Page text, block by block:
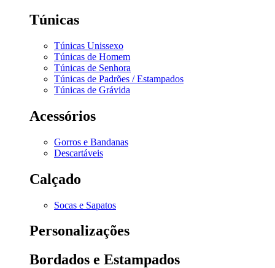
Túnicas
Túnicas Unissexo
Túnicas de Homem
Túnicas de Senhora
Túnicas de Padrões / Estampados
Túnicas de Grávida
Acessórios
Gorros e Bandanas
Descartáveis
Calçado
Socas e Sapatos
Personalizações
Bordados e Estampados